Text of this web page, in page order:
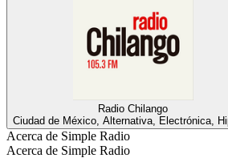
Radio Chilango
Ciudad de México, Alternativa, Electrónica,
Acerca de Simple Radio
Acerca de Simple Radio